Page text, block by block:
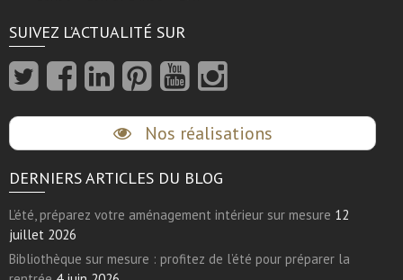
SUIVEZ L’ACTUALITÉ SUR
Nos réalisations
DERNIERS ARTICLES DU BLOG
L’été, préparez votre aménagement intérieur sur mesure 12
juillet 2026
Bibliothèque sur mesure : profitez de l’été pour préparer la